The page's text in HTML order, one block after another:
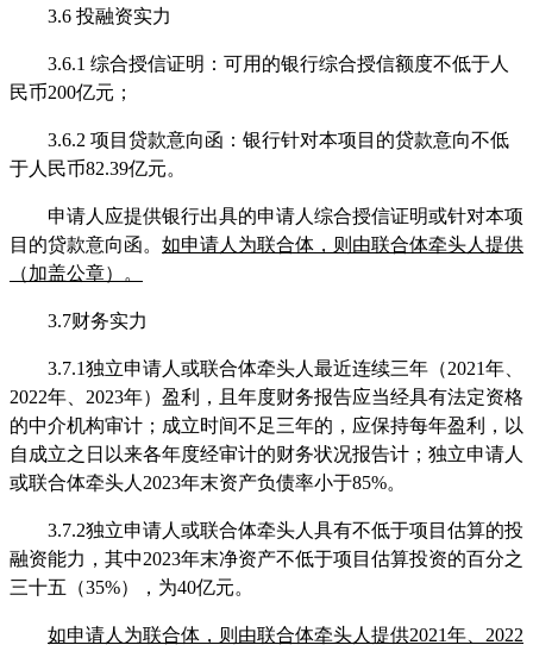
3.6 投融资实力
3.6.1 综合授信证明：可用的银行综合授信额度不低于人
民币200亿元；
3.6.2 项目贷款意向函：银行针对本项目的贷款意向不低
于人民币82.39亿元。
申请人 应提供银行出具的申请人 综合授信证明或针对本项
目的贷款意向函。 如申请人 为联合体，则由联合体牵头人提供
（加盖公章）。
3.7财务实力
3.7.1独立申请人或联合体牵头人最近连续三年（2021年、
2022年、2023年）盈利，且年度财务报告应当经具有法定资格
的中介机构审计 ； 成立时间不足三年的， 应保持每年盈利， 以
自成立之日以来各年度经审计的财务状况报告计；独立申请人
或联合体牵头人 2023年末资产负债率小于85%。
3.7.2独立申请人 或联合体牵头人具有不低于项目估算的投
融资能力，其中2023年末净资产不低于项目估算投资的百分之
三十五（35%），为40亿元。
如申请人为联合体，则由联合体牵头人提供2021年、2022